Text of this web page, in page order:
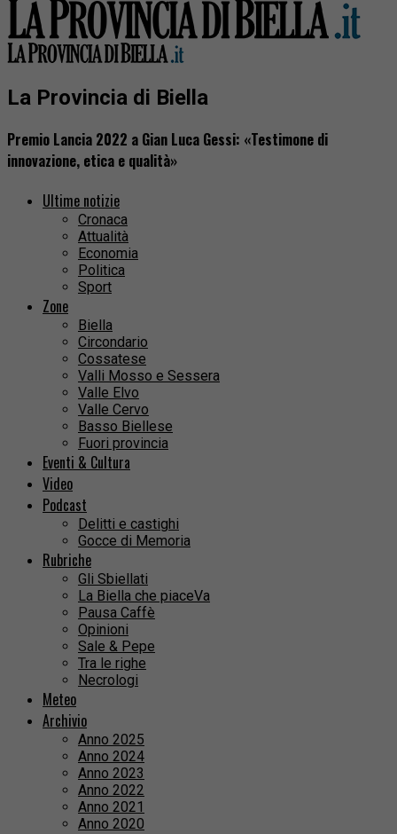
La Provincia di Biella
Premio Lancia 2022 a Gian Luca Gessi: «Testimone di
innovazione, etica e qualità»
Ultime notizie
Cronaca
Attualità
Economia
Politica
Sport
Zone
Biella
Circondario
Cossatese
Valli Mosso e Sessera
Valle Elvo
Valle Cervo
Basso Biellese
Fuori provincia
Eventi & Cultura
Video
Podcast
Delitti e castighi
Gocce di Memoria
Rubriche
Gli Sbiellati
La Biella che piaceVa
Pausa Caffè
Opinioni
Sale & Pepe
Tra le righe
Necrologi
Meteo
Archivio
Anno 2025
Anno 2024
Anno 2023
Anno 2022
Anno 2021
Anno 2020